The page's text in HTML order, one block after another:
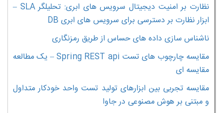
نظارت بر امنیت دیجیتال سرویس های ابری: تحلیلگر SLA –
ابزار نظارت بر دسترسی برای سرویس های ابری DB
ناشناس سازی داده های حساس از طریق رمزنگاری
مقایسه چارچوب های تست Spring REST api – یک مطالعه
مقایسه ای
مقایسه تجربی بین ابزارهای تولید تست واحد خودکار متداول
و مبتنی بر هوش مصنوعی در جاوا